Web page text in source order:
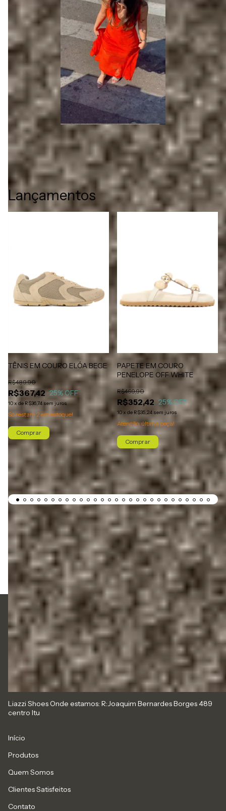
Lançamentos
TÊNIS EM COURO ELÓA BEGE
R$367,42
R$489,90
25% OFF
10 x de R$36,74sem juros
Só restam 2 em estoque!
Comprar
PAPETE EM COURO
PENELOPE OFF WHITE
R$352,42
R$469,90
25% OFF
10 x de R$35,24 sem juros
Atenção, última peça!
Comprar
Siga-nos no @liazzishoes
5511920441166
01192044-1166 Vendedora Sara
Liazzishoes.adm@gmail.com
Liazzi Shoes Onde estamos: R:Joaquim Bernardes Borges 489
centro Itu
Início
Produtos
Quem Somos
Clientes Satisfeitos
Contato